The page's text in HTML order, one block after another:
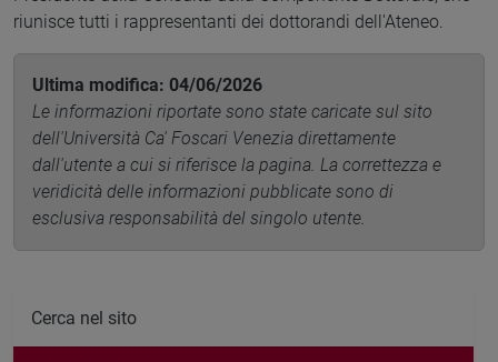
riunisce tutti i rappresentanti dei dottorandi dell'Ateneo.
Ultima modifica: 04/06/2026
Le informazioni riportate sono state caricate sul sito
dell'Università Ca' Foscari Venezia direttamente
dall'utente a cui si riferisce la pagina. La correttezza e
veridicità delle informazioni pubblicate sono di
esclusiva responsabilità del singolo utente.
Cerca nel sito